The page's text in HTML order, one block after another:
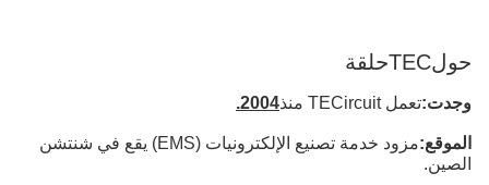
حول TECحلقة
وجدت:تعمل TECircuit منذ 2004.
الموقع:
مزود خدمة تصنيع الإلكترونيات (EMS) يقع في شنتشن
الصين.